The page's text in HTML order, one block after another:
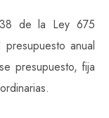
de la Ley 675
anual
presupuesto, fija